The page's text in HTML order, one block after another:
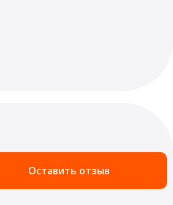
Оставить отзыв